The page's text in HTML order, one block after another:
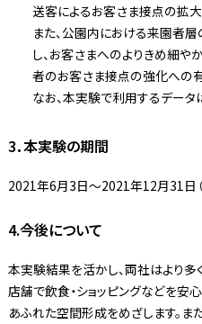
送客によるお客さま接点の拡大
また、公園内における来園者
し、お客さまへのよりきめ細
者のお客さま接点の強化への
なお、本実験で利用するデー
3．本実験の期間
2021年6月3日～2021年12月31日（
4.今後について
本実験結果を活かし、両社はより
店舗で飲食・ショッピングなどを安
あふれた空間形成をめざします。ま